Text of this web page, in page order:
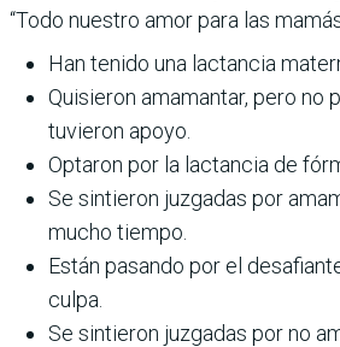
“Todo nuestro amor para las mamás
Han tenido una lactancia
Quisieron amamantar, pero no
tuvieron apoyo.
Optaron por la lactancia de
Se sintieron juzgadas por
mucho tiempo.
Están pasando por el
culpa.
Se sintieron juzgadas por no